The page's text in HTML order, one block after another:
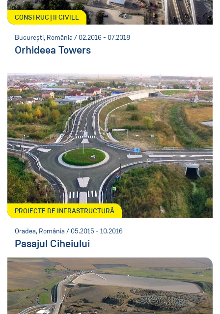
CONSTRUCȚII CIVILE
București, România / 02.2016 - 07.2018
Orhideea Towers
PROIECTE DE INFRASTRUCTURĂ
Oradea, România / 05.2015 - 10.2016
Pasajul Ciheiului